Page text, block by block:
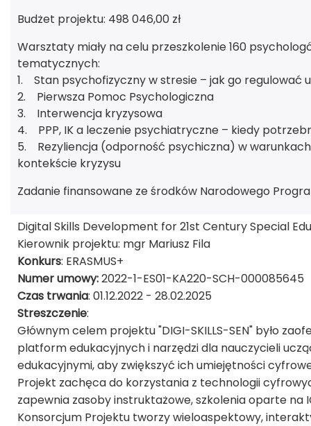
Budżet projektu: 498 046,00 zł
Warsztaty miały na celu przeszkolenie 160
tematycznych:
1. Stan psychofizyczny w stresie – jak go regulować
2. Pierwsza Pomoc Psychologiczna
3. Interwencja kryzysowa
4. PPP, IK a leczenie psychiatryczne – kiedy
5. Rezyliencja (odporność psychiczna) w
kontekście kryzysu
Zadanie finansowane ze środków Narodowego
Digital Skills Development for 21st Century Special
Kierownik projektu: mgr Mariusz Fila
Konkurs: ERASMUS+
Numer umowy:2022-1-ES01-KA220-SCH-000085645
Czas trwania: 01.12.2022 - 28.02.2025
Streszczenie:
Głównym celem projektu "DIGI-SKILLS-SEN" było
platform edukacyjnych i narzędzi dla nauczycieli
edukacyjnymi, aby zwiększyć ich umiejętności
Projekt zachęca do korzystania z technologii
zapewnia zasoby instruktażowe, szkolenia oparte
Konsorcjum Projektu tworzy wieloaspektowy,